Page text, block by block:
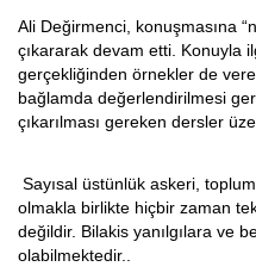
Ali Değirmenci, konuşmasına
çıkararak devam etti. Konuyla
gerçekliğinden örnekler de
bağlamda değerlendirilmesi
çıkarılması gereken dersler
Sayısal üstünlük askeri,
olmakla birlikte hiçbir zaman
değildir. Bilakis yanılgılara ve
olabilmektedir..